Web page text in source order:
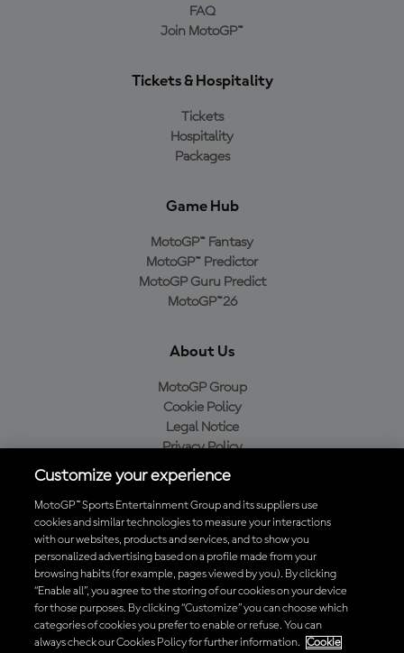
FAQ
Join MotoGP™
Tickets & Hospitality
Tickets
Hospitality
Packages
Game Hub
MotoGP™ Fantasy
MotoGP™ Predictor
MotoGP Guru Predict
MotoGP™26
About Us
MotoGP Group
Cookie Policy
Legal Notice
Privacy Policy
Purchase Policy
Baixe o aplicativo oficial da MotoGP™
© 2026 MotoGP Sports Entertainment Group. Todos os direitos
reservados. Todas as marcas registradas pertencem aos seus
Customize your experience
MotoGP™ Sports Entertainment Group and its suppliers use
cookies and similar technologies to measure your interactions
with our websites, products and services, and to show you
personalized advertising based on a profile made from your
browsing habits (for example, pages viewed by you). By clicking
“Enable all”, you agree to the storing of our cookies on your device
for those purposes. By clicking “Customize” you can choose which
categories of cookies you prefer to enable or refuse. You can
always check our Cookies Policy for further information.
Cookie